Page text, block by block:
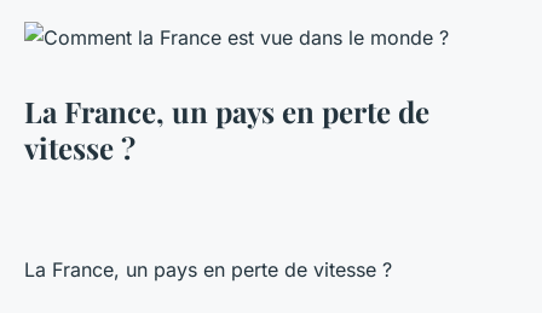
La France, un pays en perte de
vitesse ?
La France, un pays en perte de vitesse ?